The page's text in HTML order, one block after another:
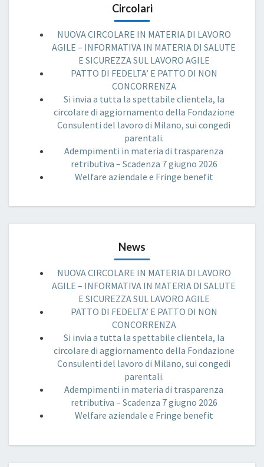
Circolari
NUOVA CIRCOLARE IN MATERIA DI LAVORO
AGILE – INFORMATIVA IN MATERIA DI SALUTE
E SICUREZZA SUL LAVORO AGILE
PATTO DI FEDELTA’ E PATTO DI NON
CONCORRENZA
Si invia a tutta la spettabile clientela, la
circolare di aggiornamento della Fondazione
Consulenti del lavoro di Milano, sui congedi
parentali.
Adempimenti in materia di trasparenza
retributiva – Scadenza 7 giugno 2026
Welfare aziendale e Fringe benefit
News
NUOVA CIRCOLARE IN MATERIA DI LAVORO
AGILE – INFORMATIVA IN MATERIA DI SALUTE
E SICUREZZA SUL LAVORO AGILE
PATTO DI FEDELTA’ E PATTO DI NON
CONCORRENZA
Si invia a tutta la spettabile clientela, la
circolare di aggiornamento della Fondazione
Consulenti del lavoro di Milano, sui congedi
parentali.
Adempimenti in materia di trasparenza
retributiva – Scadenza 7 giugno 2026
Welfare aziendale e Fringe benefit